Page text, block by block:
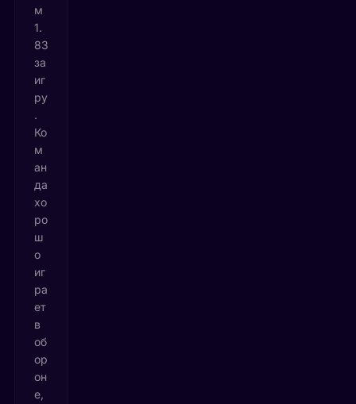
м
1.
83
за
иг
ру
.
Ко
м
ан
да
хо
ро
ш
о
иг
ра
ет
в
об
ор
он
е,